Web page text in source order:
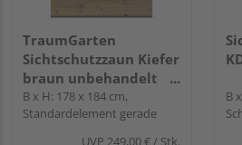
TraumGarten
Sichtschutzzaun Kiefer
braun unbehandelt
"SYSTEM HOLZ"
B x H: 178 x 184 cm,
Standardelement gerade
UVP 249,00 €/ Stk.
B